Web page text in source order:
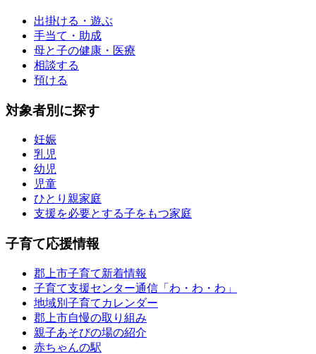
出掛ける・遊ぶ
手当て・助成
母と子の健康・医療
相談する
預ける
対象者別に探す
妊娠
乳児
幼児
児童
ひとり親家庭
支援を必要とする子をもつ家庭
子育て応援情報
郡上市子育て新着情報
子育て支援センター通信「わ・わ・わ」
地域別子育てカレンダー
郡上市自慢の取り組み
親子あそびの場の紹介
赤ちゃんの駅